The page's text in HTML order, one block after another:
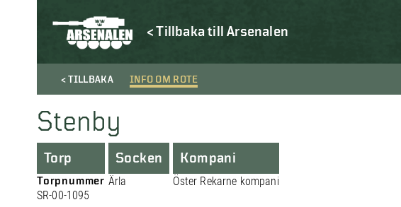
< Tillbaka till Arsenalen
< TILLBAKA INFO OM ROTE
Stenby
Torp
Torpnummer
SR-00-1095
Socken
Ärla
Kompani
Öster Rekarne kompani